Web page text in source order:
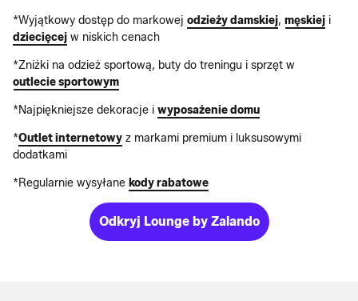
*Wyjątkowy dostęp do markowej odzieży damskiej, męskiej i
dziecięcej w niskich cenach
*Zniżki na odzież sportową, buty do treningu i sprzęt w
outlecie sportowym
*Najpiękniejsze dekoracje i wyposażenie domu
*Outlet internetowy z markami premium i luksusowymi
dodatkami
*Regularnie wysyłane kody rabatowe
Odkryj Lounge by Zalando